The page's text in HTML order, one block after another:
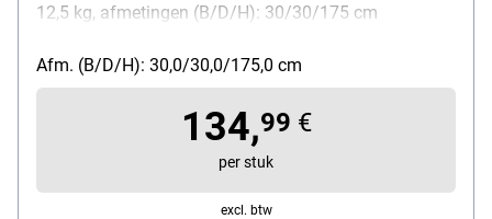
12,5 kg, afmetingen (B/D/H): 30/30/175 cm
Afm. (B/D/H): 30,0/30,0/175,0 cm
134,99 €
per stuk
excl. btw